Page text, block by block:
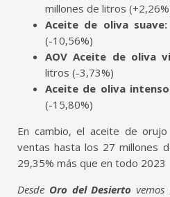
millones de litros
Aceite de oliva suave:
(-10,56%)
AOV Aceite de oliva
litros (-3,73%)
Aceite de oliva
(-15,80%)
En cambio, el aceite de
ventas hasta los 27 millones
29,35% más que en todo 2023
Desde Oro del Desierto